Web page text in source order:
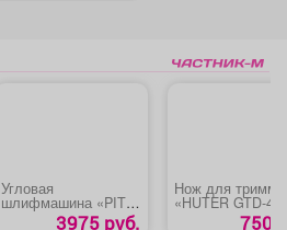
Угловая
шлифмашина «PIT
PWS125-C6»3975 руб.
Нож для
«HUTER GTD-
750